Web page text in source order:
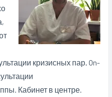
кризисных пар. On-
Кабинет в центре.